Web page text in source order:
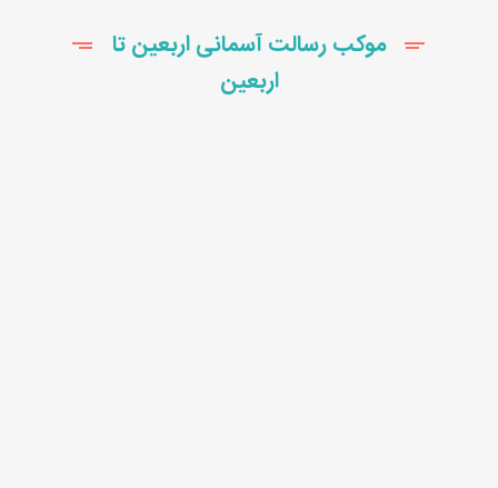
موکب رسالت آسمانی اربعین تا
اربعین